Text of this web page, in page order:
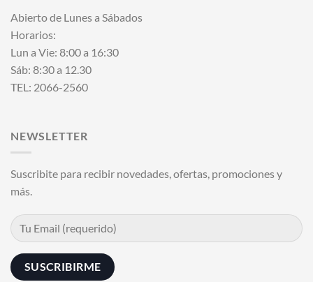
Abierto de Lunes a Sábados
Horarios:
Lun a Vie: 8:00 a 16:30
Sáb: 8:30 a 12.30
TEL: 2066-2560
NEWSLETTER
Suscribite para recibir novedades, ofertas, promociones y
más.